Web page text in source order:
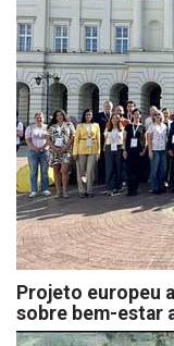
Projeto europeu
sobre bem-estar